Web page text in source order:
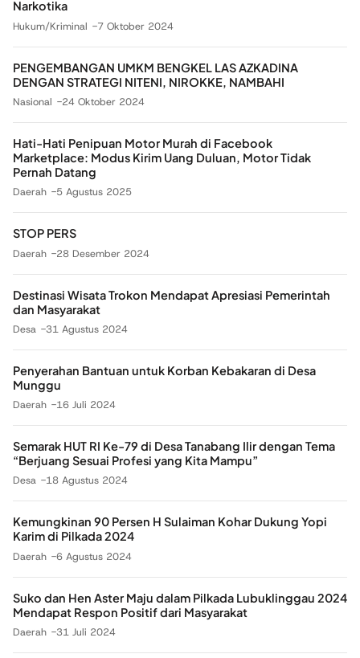
Narkotika
Hukum/Kriminal 7 Oktober 2024
PENGEMBANGAN UMKM BENGKEL LAS AZKADINA
DENGAN STRATEGI NITENI, NIROKKE, NAMBAHI
Nasional 24 Oktober 2024
Hati-Hati Penipuan Motor Murah di Facebook
Marketplace: Modus Kirim Uang Duluan, Motor Tidak
Pernah Datang
Daerah 5 Agustus 2025
STOP PERS
Daerah 28 Desember 2024
Destinasi Wisata Trokon Mendapat Apresiasi Pemerintah
dan Masyarakat
Desa 31 Agustus 2024
Penyerahan Bantuan untuk Korban Kebakaran di Desa
Munggu
Daerah 16 Juli 2024
Semarak HUT RI Ke-79 di Desa Tanabang Ilir dengan Tema
“Berjuang Sesuai Profesi yang Kita Mampu”
Desa 18 Agustus 2024
Kemungkinan 90 Persen H Sulaiman Kohar Dukung Yopi
Karim di Pilkada 2024
Daerah 6 Agustus 2024
Suko dan Hen Aster Maju dalam Pilkada Lubuklinggau 2024
Mendapat Respon Positif dari Masyarakat
Daerah 31 Juli 2024